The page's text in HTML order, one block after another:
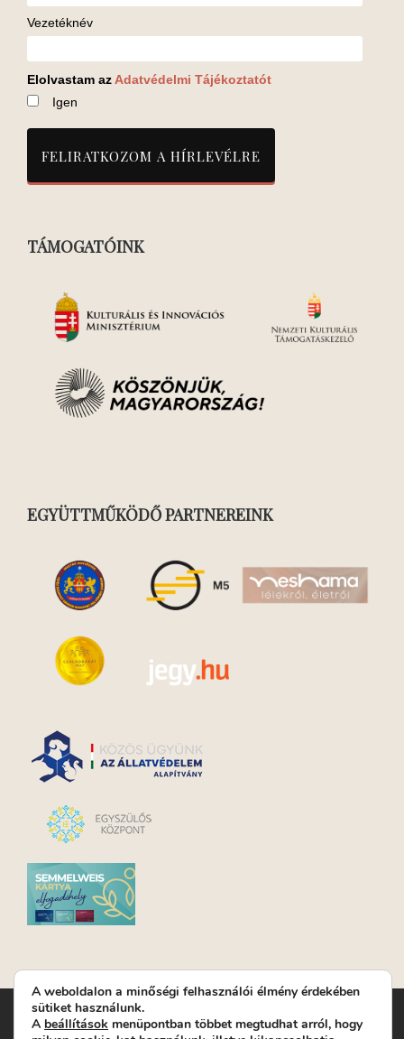
Vezetéknév
Elolvastam az Adatvédelmi Tájékoztatót
Igen
TÁMOGATÓINK
EGYÜTTMŰKÖDŐ PARTNEREINK
Turay Ida Színház Közhasznú Nonprofit Kft. | Működési
helyszín: Turay Ida Színház 1089 Budapest, Kálvária tér 6. |
A weboldalon a minőségi felhasználói élmény érdekében
sütiket használunk.
A beállítások menüpontban többet megtudhat arról, hogy